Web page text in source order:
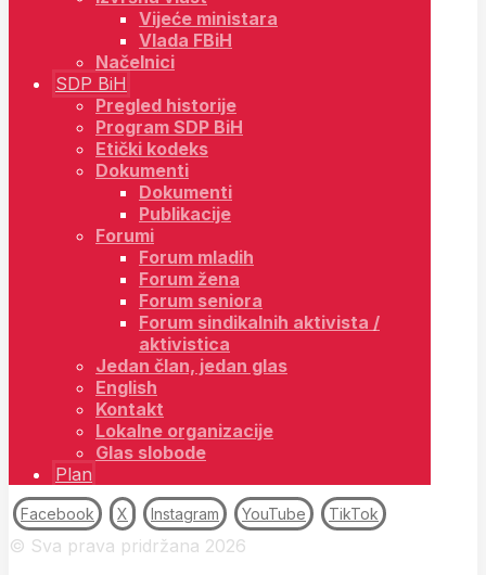
Vijeće ministara
Vlada FBiH
Načelnici
SDP BiH
Pregled historije
Program SDP BiH
Etički kodeks
Dokumenti
Dokumenti
Publikacije
Forumi
Forum mladih
Forum žena
Forum seniora
Forum sindikalnih aktivista /
aktivistica
Jedan član, jedan glas
English
Kontakt
Lokalne organizacije
Glas slobode
Plan
Facebook X Instagram YouTube TikTok
© Sva prava pridržana 2026